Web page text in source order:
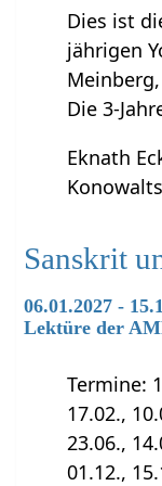
Dies ist
jährigen
Die 3-
Eknath
Sanskrit
06.01.2027 -
Lektüre der
Termine:
17.02.,
23.06.,
01.12.,